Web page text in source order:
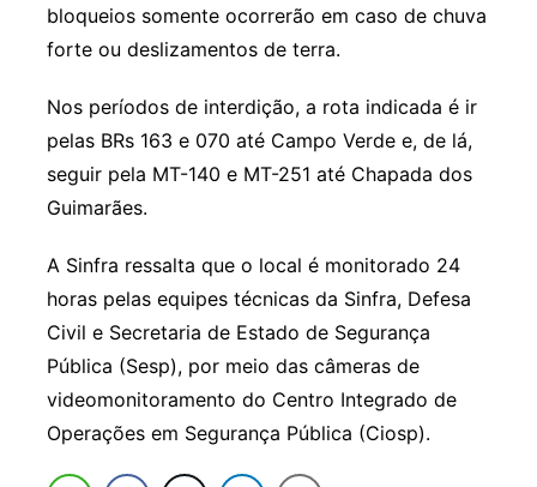
bloqueios somente ocorrerão em caso de chuva
forte ou deslizamentos de terra.
Nos períodos de interdição, a rota indicada é ir
pelas BRs 163 e 070 até Campo Verde e, de lá,
seguir pela MT-140 e MT-251 até Chapada dos
Guimarães.
A Sinfra ressalta que o local é monitorado 24
horas pelas equipes técnicas da Sinfra, Defesa
Civil e Secretaria de Estado de Segurança
Pública (Sesp), por meio das câmeras de
videomonitoramento do Centro Integrado de
Operações em Segurança Pública (Ciosp).